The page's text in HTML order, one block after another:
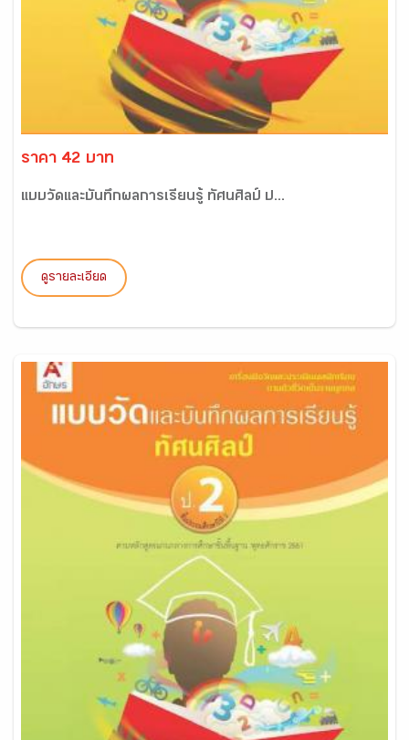
ราคา 42 บาท
แบบวัดและบันทึกผลการเรียนรู้ ทัศนศิลป์ ป...
ดูรายละเอียด